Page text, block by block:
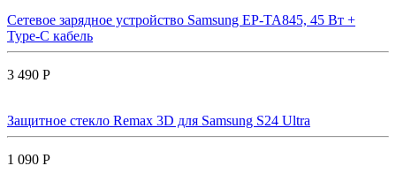
Сетевое зарядное устройство Samsung EP-TA845, 45 Вт +
Type-C кабель
3 490 Р
Защитное стекло Remax 3D для Samsung S24 Ultra
1 090 Р